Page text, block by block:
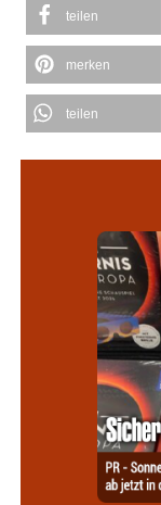
teilen
merken
teilen